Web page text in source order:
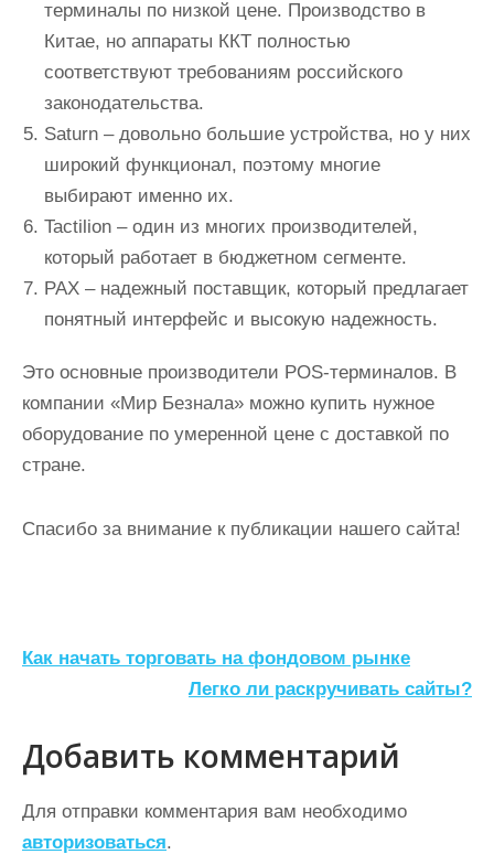
терминалы по низкой цене. Производство в
Китае, но аппараты ККТ полностью
соответствуют требованиям российского
законодательства.
Saturn – довольно большие устройства, но у них
широкий функционал, поэтому многие
выбирают именно их.
Tactilion – один из многих производителей,
который работает в бюджетном сегменте.
PAX – надежный поставщик, который предлагает
понятный интерфейс и высокую надежность.
Это основные производители POS-терминалов. В
компании «Мир Безнала» можно купить нужное
оборудование по умеренной цене с доставкой по
стране.
Спасибо за внимание к публикации нашего сайта!
Н
в
и
г
а
Как начать торговать на фондовом рынке
Легко ли раскручивать сайты?
Добавить комментарий
Для отправки комментария вам необходимо
авторизоваться.